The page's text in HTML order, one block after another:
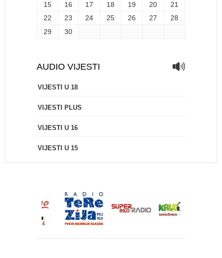
15
16 17 18 19 20
21
22
23 24 25 26 27
28
29
30
AUDIO VIJESTI
VIJESTI U 18
VIJESTI PLUS
VIJESTI U 16
VIJESTI U 15